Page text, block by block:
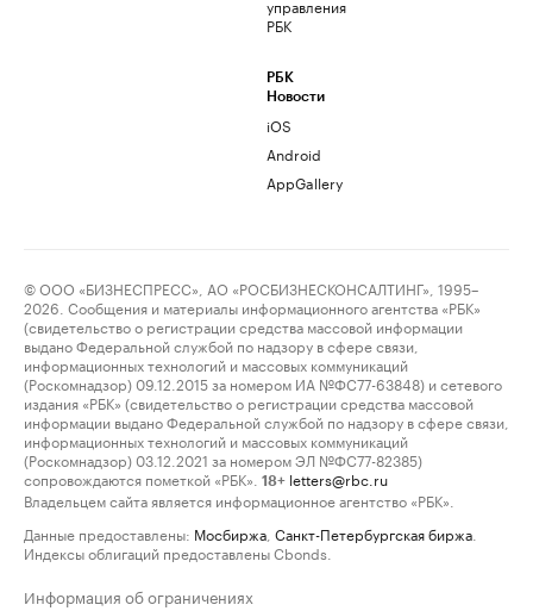
управления
РБК
РБК
Новости
iOS
Android
AppGallery
© ООО «БИЗНЕСПРЕСС», АО «РОСБИЗНЕСКОНСАЛТИНГ», 1995–
2026. Сообщения и материалы информационного агентства «РБК»
(свидетельство о регистрации средства массовой информации
выдано Федеральной службой по надзору в сфере связи,
информационных технологий и массовых коммуникаций
(Роскомнадзор) 09.12.2015 за номером ИА №ФС77-63848) и сетевого
издания «РБК» (свидетельство о регистрации средства массовой
информации выдано Федеральной службой по надзору в сфере связи,
информационных технологий и массовых коммуникаций
(Роскомнадзор) 03.12.2021 за номером ЭЛ №ФС77-82385)
сопровождаются пометкой «РБК».
18+ letters@rbc.ru
Владельцем сайта является информационное агентство «РБК».
Данные предоставлены: Мосбиржа Санкт-Петербургская биржа
Индексы облигаций предоставлены Cbonds.
Информация об ограничениях